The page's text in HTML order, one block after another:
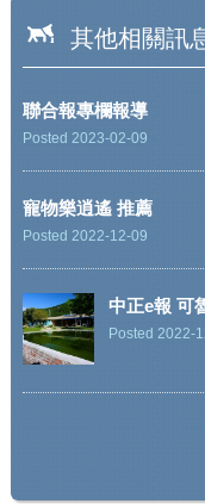
其他相關訊
聯合報專欄報導
Posted 2023-02-09
寵物樂逍遙 推薦
Posted 2022-12-09
中正e報 可
Posted 2022-